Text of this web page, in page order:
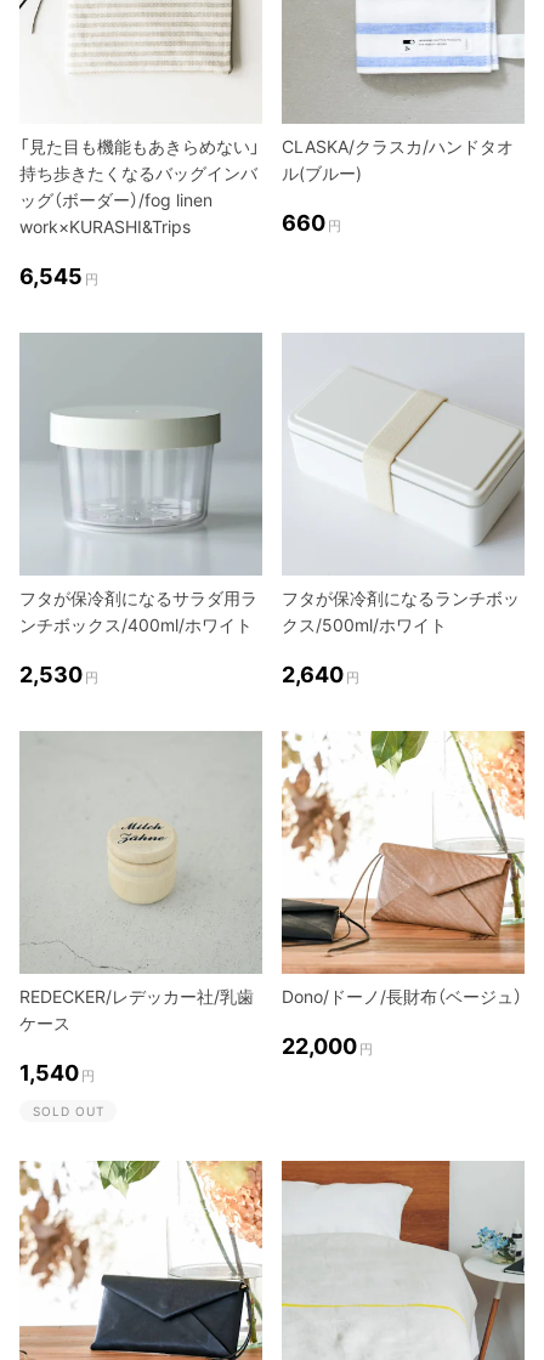
「見た目も機能もあきらめない」
持ち歩きたくなるバッグインバ
ッグ（ボーダー）/fog linen
work×KURASHI&Trips
6,545 円
CLASKA/クラスカ/ハンドタオ
ル(ブルー)
660 円
フタが保冷剤になるサラダ用ラ
ンチボックス/400ml/ホワイト
2,530 円
フタが保冷剤になるランチボッ
クス/500ml/ホワイト
2,640 円
REDECKER/レデッカー社/乳歯
ケース
1,540 円
SOLD OUT
Dono/ドーノ/長財布（ベージュ）
22,000 円